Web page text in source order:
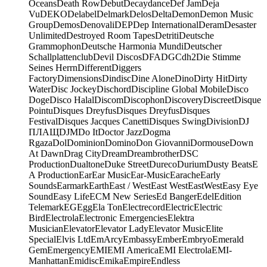
OceansDeath RowDebutDecaydanceDef JamDeja
VuDEKODelabelDelmarkDelosDeltaDemonDemon Music
GroupDemosDenovaliDEPDep InternationalDeramDesaster
UnlimitedDestroyed Room TapesDetritiDeutsche
GrammophonDeutsche Harmonia MundiDeutscher
SchallplattenclubDevil DiscosDFADGCdh2Die Stimme
Seines HerrnDifferentDiggers
FactoryDimensionsDindiscDine AloneDinoDirty HitDirty
WaterDisc JockeyDischordDiscipline Global MobileDisco
DogeDisco HalalDiscomDiscophonDiscoveryDiscreetDisque
PointuDisques DreyfusDisques DreyfusDisques
FestivalDisques Jacques CanettiDisques SwingDivisionDJ
ПЛАЩDJMDo ItDoctor JazzDogma
RgazaDolDominionDominoDon GiovanniDormouseDown
At DawnDrag CityDreamDreambrotherDSC
ProductionDualtoneDuke StreetDurecoDuriumDusty BeatsE
A ProductionEarEar MusicEar-MusicEaracheEarly
SoundsEarmarkEarthEast / WestEast WestEastWestEasy Eye
SoundEasy LifeECM New SeriesEd BangerEdelEdition
TelemarkEGEggEla TonElectrecordElectricElectric
BirdElectrolaElectronic EmergenciesElektra
MusicianElevatorElevator LadyElevator MusicElite
SpecialElvis LtdEmArcyEmbassyEmberEmbryoEmerald
GemEmergencyEMIEMI AmericaEMI ElectrolaEMI-
ManhattanEmidiscEmikaEmpireEndless